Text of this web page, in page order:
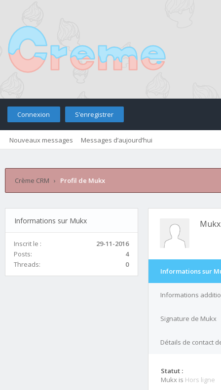
Connexion S’enregistrer
Nouveaux messages Messages d’aujourd’hui
Crème CRM › Profil de Mukx
Informations sur Mukx
Inscrit le :
29-11-2016
Posts:
4
Threads:
0
Mukx
Informations sur
Informations
Signature de Mukx
Détails de contact
Statut :
Mukx is Hors ligne